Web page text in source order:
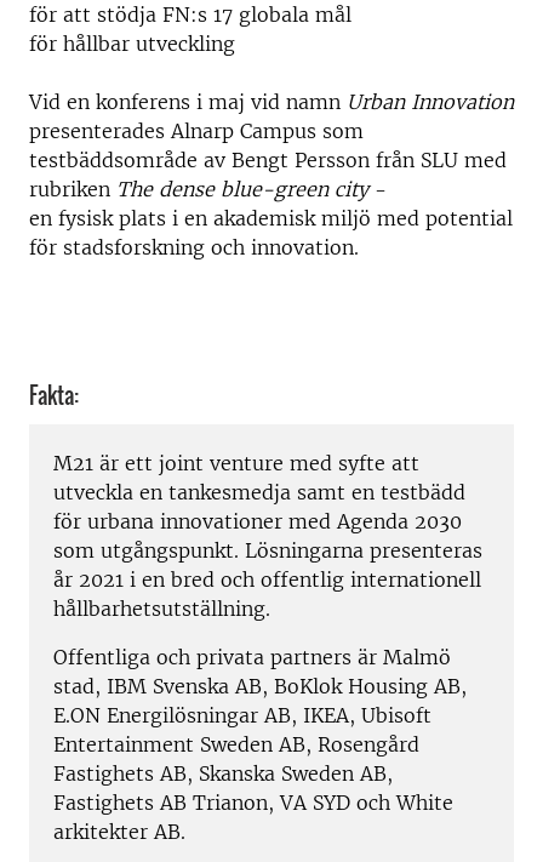
för att stödja FN:s 17 globala mål
för hållbar utveckling
Vid en konferens i maj vid namn Urban Innovation
presenterades Alnarp Campus som
testbäddsområde av Bengt Persson från SLU med
rubriken The dense blue-green city-
en fysisk plats i en akademisk miljö med potential
för stadsforskning och innovation.
Fakta:
M21 är ett joint venture med syfte att
utveckla en tankesmedja samt en testbädd
för urbana innovationer med Agenda 2030
som utgångspunkt. Lösningarna presenteras
år 2021 i en bred och offentlig internationell
hållbarhetsutställning.
Offentliga och privata partners är Malmö
stad, IBM Svenska AB, BoKlok Housing AB,
E.ON Energilösningar AB, IKEA, Ubisoft
Entertainment Sweden AB, Rosengård
Fastighets AB, Skanska Sweden AB,
Fastighets AB Trianon, VA SYD och White
arkitekter AB.